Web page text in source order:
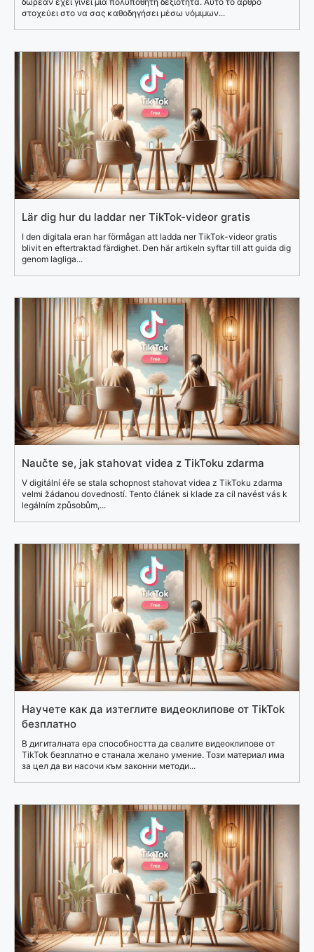
στοχεύει στο να σας καθοδηγήσει μέσω νόμιμων...
Lär dig hur du laddar ner TikTok-videor gratis
I den digitala eran har förmågan att ladda ner TikTok-videor gratis
blivit en eftertraktad färdighet. Den här artikeln syftar till att guida dig
genom lagliga...
Naučte se, jak stahovat videa z TikToku zdarma
V digitální éře se stala schopnost stahovat videa z TikToku zdarma
velmi žádanou dovedností. Tento článek si klade za cíl navést vás k
legálním způsobům,...
Научете как да изтеглите видеоклипове от TikTok
безплатно
В дигиталната ера способността да свалите видеоклипове от
TikTok безплатно е станала желано умение. Този материал има
за цел да ви насочи към законни методи...